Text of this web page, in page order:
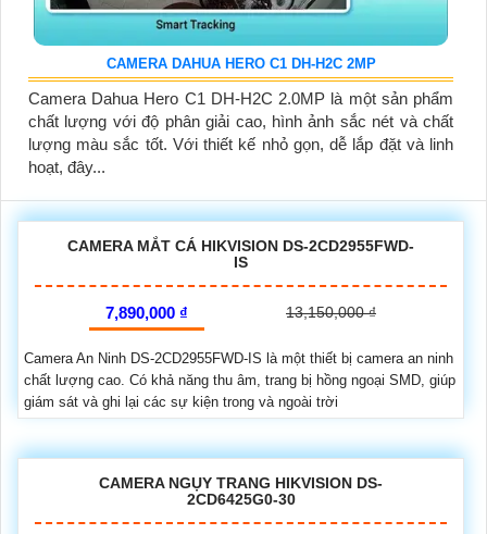
CAMERA DAHUA HERO C1 DH-H2C 2MP
Camera Dahua Hero C1 DH-H2C 2.0MP là một sản phẩm
chất lượng với độ phân giải cao, hình ảnh sắc nét và chất
lượng màu sắc tốt. Với thiết kế nhỏ gọn, dễ lắp đặt và linh
hoạt, đây...
CAMERA MẮT CÁ HIKVISION DS-2CD2955FWD-
IS
7,890,000 ₫ 13,150,000 ₫
Camera An Ninh DS-2CD2955FWD-IS là một thiết bị camera an ninh
chất lượng cao. Có khả năng thu âm, trang bị hồng ngoại SMD, giúp
giám sát và ghi lại các sự kiện trong và ngoài trời
CAMERA NGỤY TRANG HIKVISION DS-
2CD6425G0-30